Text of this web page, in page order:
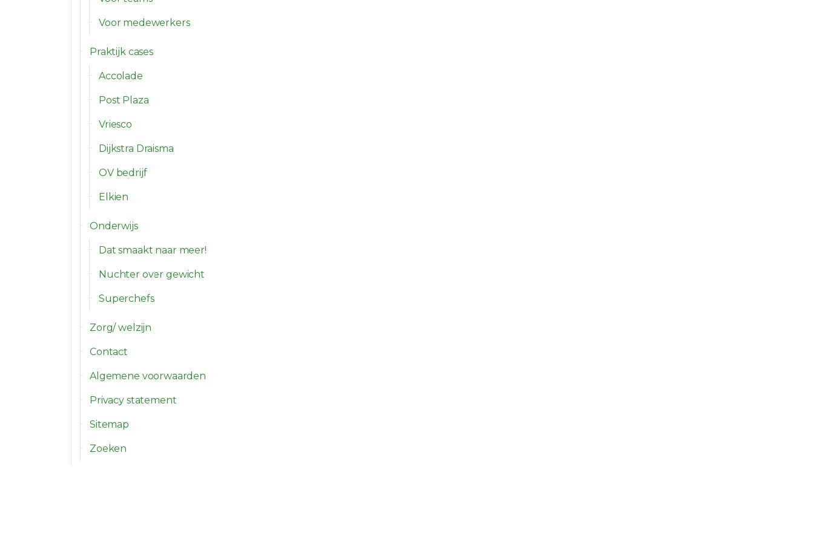
Voor medewerkers
Praktijk cases
Accolade
Post Plaza
Vriesco
Dijkstra Draisma
OV bedrijf
Elkien
Onderwijs
Dat smaakt naar meer!
Nuchter over gewicht
Superchefs
Zorg/ welzijn
Contact
Algemene voorwaarden
Privacy statement
Sitemap
Zoeken